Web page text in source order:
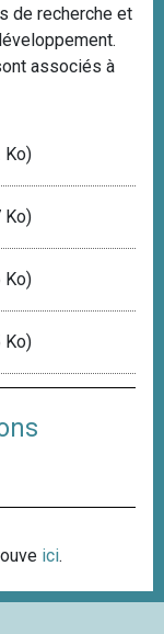
de recherche et
associés à
Ko)
Ko)
Ko)
Ko)
ici.